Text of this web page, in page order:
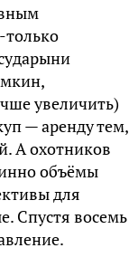
увеличить)
— аренду тем,
А охотников
объёмы
для
Спустя восемь